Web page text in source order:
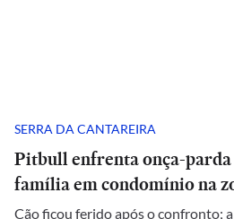
SERRA DA CANTAREIRA
Pitbull enfrenta onça-
família em condomínio na
Cão ficou ferido após o confronto;